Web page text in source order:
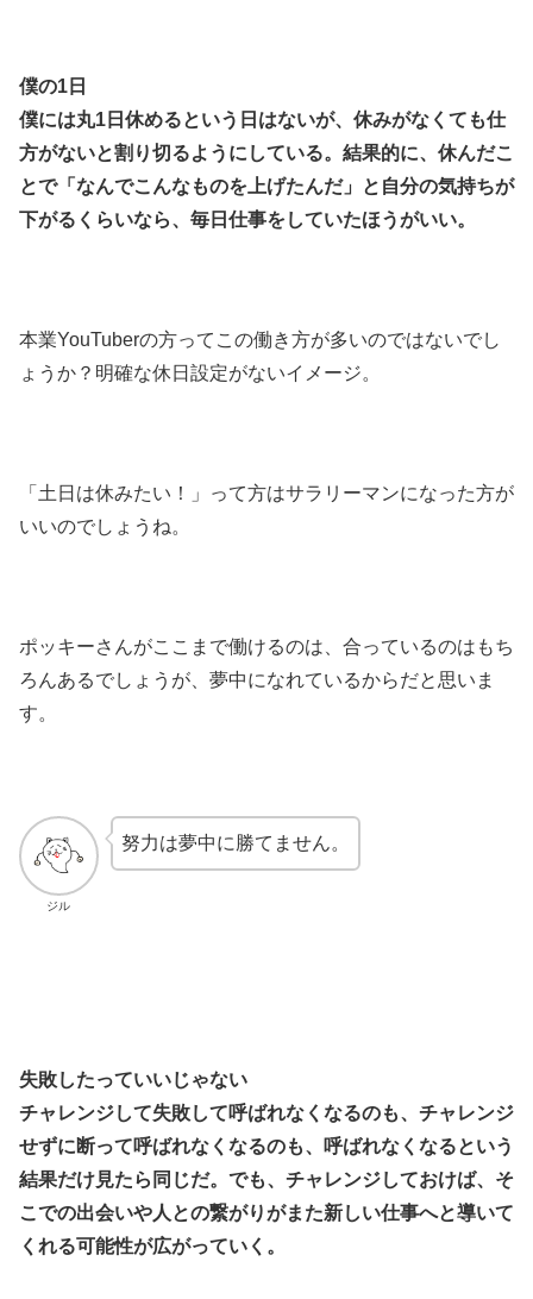
僕の1日
僕には丸1日休めるという日はないが、休みがなくても仕
方がないと割り切るようにしている。結果的に、休んだこ
とで「なんでこんなものを上げたんだ」と自分の気持ちが
下がるくらいなら、毎日仕事をしていたほうがいい。
本業YouTuberの方ってこの働き方が多いのではないでし
ょうか？明確な休日設定がないイメージ。
「土日は休みたい！」って方はサラリーマンになった方が
いいのでしょうね。
ポッキーさんがここまで働けるのは、合っているのはもち
ろんあるでしょうが、夢中になれているからだと思いま
す。
ジル
努力は夢中に勝てません。
失敗したっていいじゃない
チャレンジして失敗して呼ばれなくなるのも、チャレンジ
せずに断って呼ばれなくなるのも、呼ばれなくなるという
結果だけ見たら同じだ。でも、チャレンジしておけば、そ
こでの出会いや人との繋がりがまた新しい仕事へと導いて
くれる可能性が広がっていく。